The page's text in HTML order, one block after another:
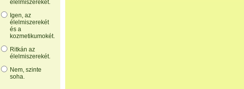
élelmiszerekét.
Igen, az
élelmiszerekét
és a
kozmetikumokét.
Ritkán az
élelmiszerekét.
Nem, szinte
soha.